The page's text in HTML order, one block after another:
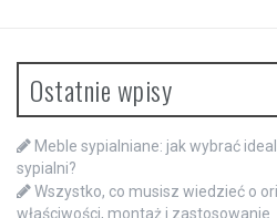
Ostatnie wpisy
Meble sypialniane: jak wybrać
sypialni?
Wszystko, co musisz wiedzieć o
właściwości, montaż i zastosowanie